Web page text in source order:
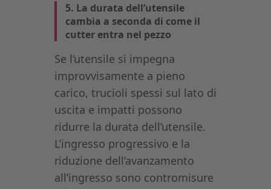
5. La durata dell’utensile
cambia a seconda di come il
cutter entra nel pezzo
Se l’utensile si impegna
improvvisamente a pieno
carico, trucioli spessi sul lato di
uscita e impatti possono
ridurre la durata dell’utensile.
L’ingresso progressivo e la
riduzione dell’avanzamento
all’ingresso sono contromisure